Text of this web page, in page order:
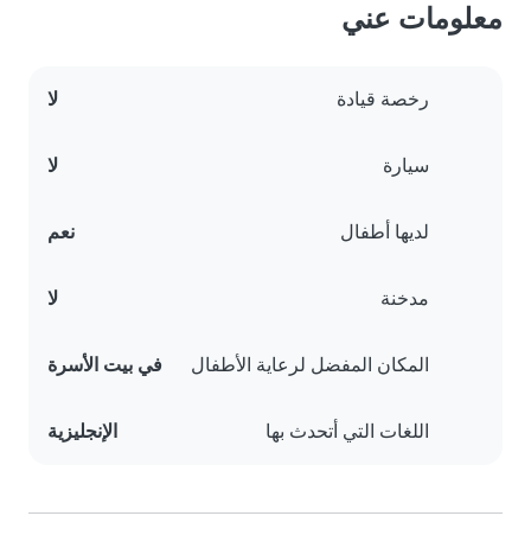
معلومات عني
رخصة قيادة لا
سيارة لا
لديها أطفال نعم
مدخنة لا
المكان المفضل لرعاية الأطفال في بيت الأسرة
اللغات التي أتحدث بها الإنجليزية